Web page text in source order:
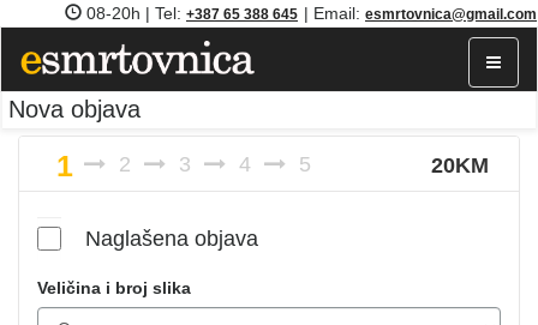
08-20h | Tel: +387 65 388 645 | Email: esmrtovnica@gmail.com
Toggle
Nova objava
1 2 3 4 5 20KM
Naglašena objava
Veličina i broj slika